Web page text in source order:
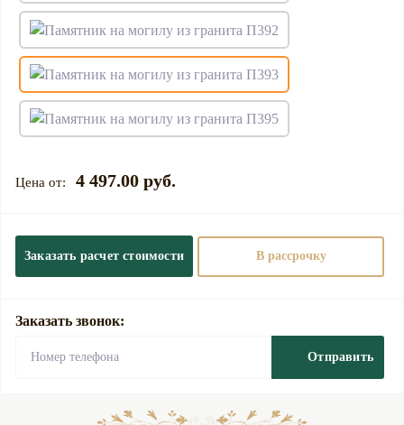
4 497.00 руб.
Заказать расчет стоимости В рассрочку
Заказать звонок:
Отправить